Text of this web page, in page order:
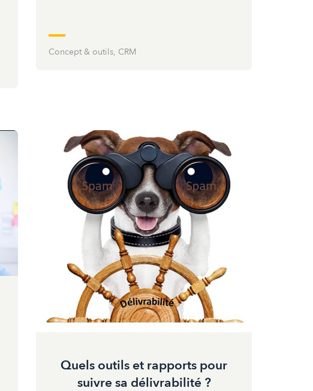
Concept & outils, CRM
Quels outils et rapports pour
suivre sa délivrabilité ?